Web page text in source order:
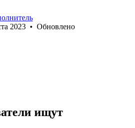
2023 • Обновлено
ищут